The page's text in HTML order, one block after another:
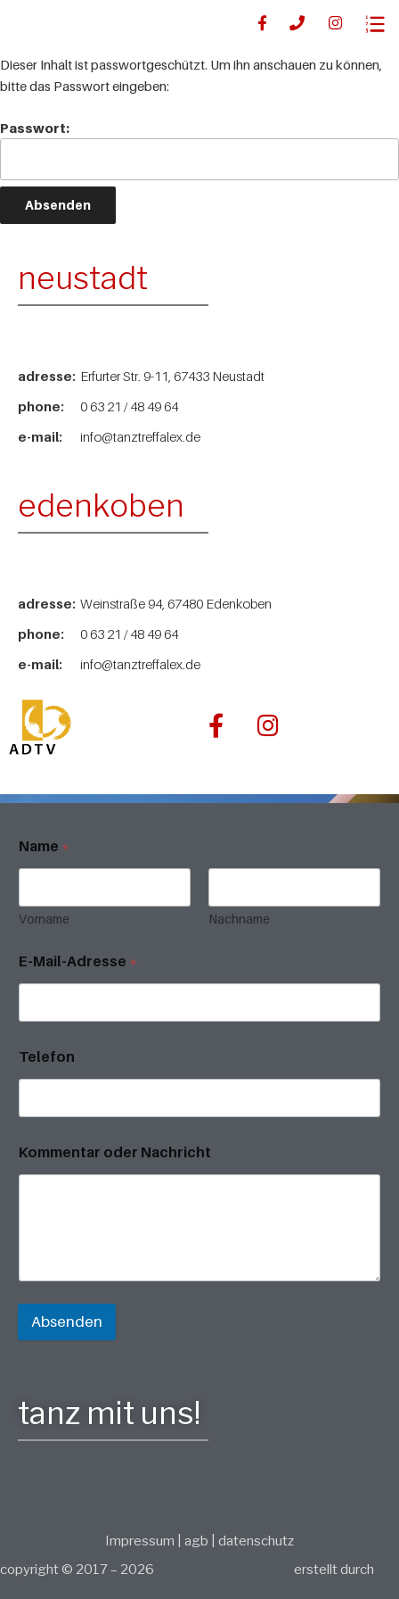
Dieser Inhalt ist passwortgeschützt. Um ihn anschauen zu können,
bitte das Passwort eingeben:
Passwort:
neustadt
adresse: Erfurter Str. 9-11, 67433 Neustadt
phone:
0 63 21 / 48 49 64
e-mail:
info@tanztreffalex.de
edenkoben
adresse: Weinstraße 94, 67480 Edenkoben
phone:
0 63 21 / 48 49 64
e-mail:
info@tanztreffalex.de
Name *
Vorname Nachname
E-Mail-Adresse *
Telefon
Kommentar oder Nachricht
Absenden
tanz mit uns!
copyright © 2017 – 2026
Impressum agb
datenschutz
erstellt durch